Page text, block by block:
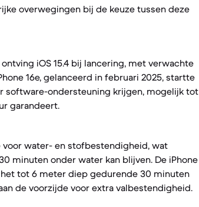
overwegingen bij de keuze tussen deze
iOS 15.4 bij lancering, met verwachte
16e, gelanceerd in februari 2025, startte
software-ondersteuning krijgen, mogelijk tot
garandeert.
voor water- en stofbestendigheid, wat
minuten onder water kan blijven. De iPhone
tot 6 meter diep gedurende 30 minuten
de voorzijde voor extra valbestendigheid.